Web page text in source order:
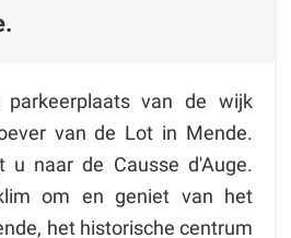
van de wijk
van de Lot in Mende.
u naar de Causse d'Auge.
om en geniet van het
het historische centrum